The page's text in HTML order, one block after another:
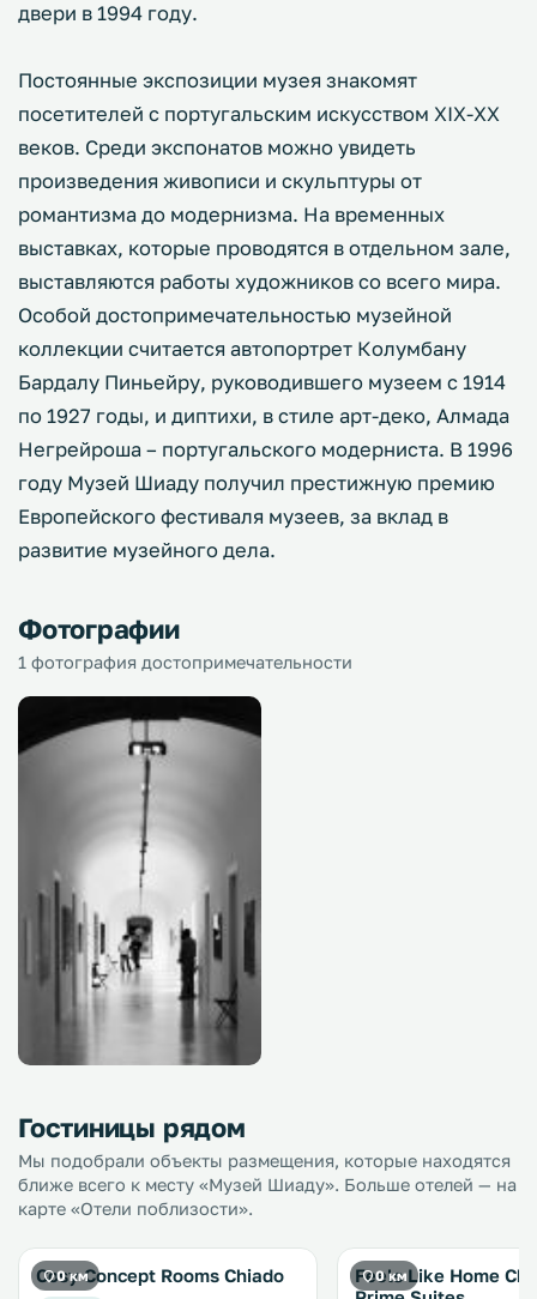
двери в 1994 году.
Постоянные экспозиции музея знакомят
посетителей с португальским искусством XIX-XX
веков. Среди экспонатов можно увидеть
произведения живописи и скульптуры от
романтизма до модернизма. На временных
выставках, которые проводятся в отдельном зале,
выставляются работы художников со всего мира.
Особой достопримечательностью музейной
коллекции считается автопортрет Колумбану
Бардалу Пиньейру, руководившего музеем с 1914
по 1927 годы, и диптихи, в стиле арт-деко, Алмада
Негрейроша – португальского модерниста. В 1996
году Музей Шиаду получил престижную премию
Европейского фестиваля музеев, за вклад в
развитие музейного дела.
Фотографии
1 фотография достопримечательности
Гостиницы рядом
Мы подобрали объекты размещения, которые находятся
ближе всего к месту «Музей Шиаду». Больше отелей — на
карте «Отели поблизости».
0 км
Cosy Concept Rooms Chiado 0 км
Feels Like Home